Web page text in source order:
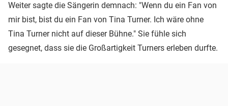
Weiter sagte die Sängerin demnach: "Wenn du ein Fan von
mir bist, bist du ein Fan von Tina Turner. Ich wäre ohne
Tina Turner nicht auf dieser Bühne." Sie fühle sich
gesegnet, dass sie die Großartigkeit Turners erleben durfte.